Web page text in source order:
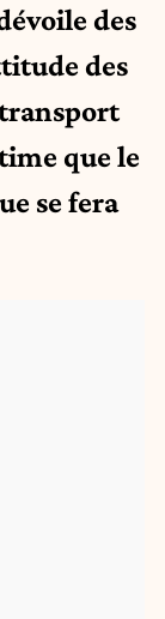
des
des
transport
que le
se fera